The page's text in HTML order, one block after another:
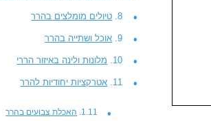
טיולים מומלצים בהרר
אוכל ושתייה בהרר
מלונות ולינה באיזור הררי
אטרקציות יחודיות להרר
האכלת צבועים בהרר